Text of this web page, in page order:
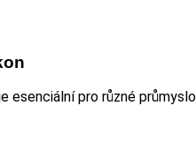
pro různé